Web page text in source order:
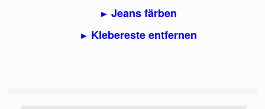
Jeans färben
Klebereste entfernen